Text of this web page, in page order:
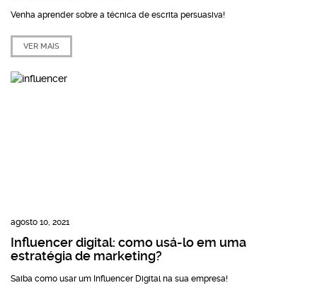
Venha aprender sobre a técnica de escrita persuasiva!
VER MAIS
agosto 10, 2021
Influencer digital: como usá-lo em uma
estratégia de marketing?
Saiba como usar um Influencer Digital na sua empresa!